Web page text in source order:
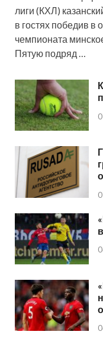
лиги (КХЛ)
в гостях победив в
чемпионата
Пятую подряд …